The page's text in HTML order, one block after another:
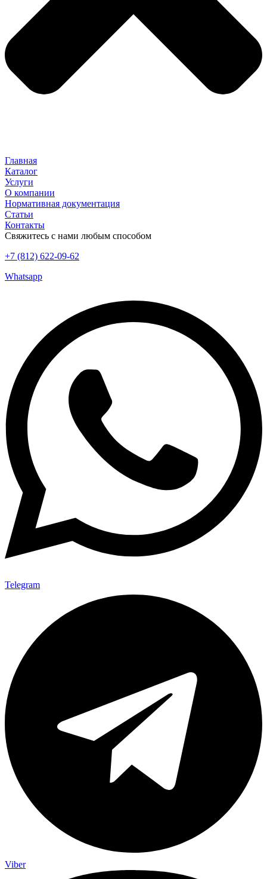
Главная
Каталог
Услуги
О компании
Нормативная документация
Статьи
Контакты
Свяжитесь с нами любым способом
+7 (812) 622-09-62
Whatsapp
Telegram
Viber